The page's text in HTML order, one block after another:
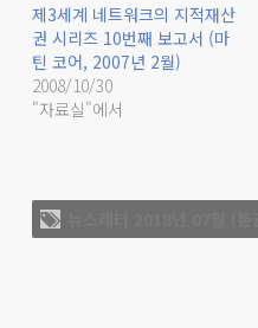
제3세계 네트워크의 지적재산
권 시리즈 10번째 보고서 (마
틴 코어, 2007년 2월)
2008/10/30
"자료실"에서